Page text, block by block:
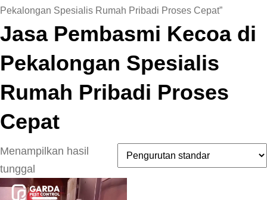
Pekalongan Spesialis Rumah Pribadi Proses Cepat”
Jasa Pembasmi Kecoa di
Pekalongan Spesialis
Rumah Pribadi Proses
Cepat
Menampilkan hasil
tunggal